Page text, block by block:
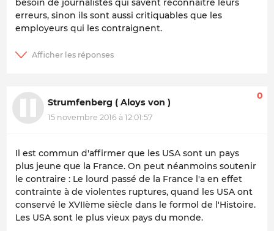
besoin de journalistes qui savent reconnaître leurs
erreurs, sinon ils sont aussi critiquables que les
employeurs qui les contraignent.
Strumfenberg ( Aloys von )
15 novembre 2016 à 12:01:57
0
Il est commun d'affirmer que les USA sont un pays
plus jeune que la France. On peut néanmoins soutenir
le contraire : Le lourd passé de la France l'a en effet
contrainte à de violentes ruptures, quand les USA ont
conservé le XVIIème siècle dans le formol de l'Histoire.
Les USA sont le plus vieux pays du monde.